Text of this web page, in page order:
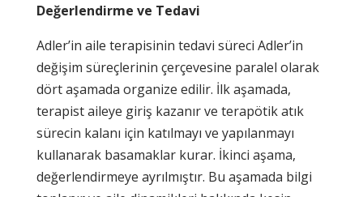
Değerlendirme ve Tedavi
Adler’in aile terapisinin tedavi süreci Adler’in
değişim süreçlerinin çerçevesine paralel olarak
dört aşamada organize edilir. İlk aşamada,
terapist aileye giriş kazanır ve terapötik atık
sürecin kalanı için katılmayı ve yapılanmayı
kullanarak basamaklar kurar. İkinci aşama,
değerlendirmeye ayrılmıştır. Bu aşamada bilgi